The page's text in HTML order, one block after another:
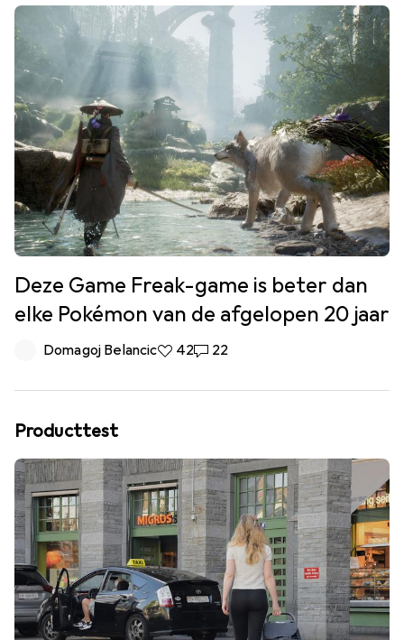
Deze Game Freak-game is beter dan
elke Pokémon van de afgelopen 20 jaar
Domagoj Belancic42 Likes
4222 Reacties
22
Producttest